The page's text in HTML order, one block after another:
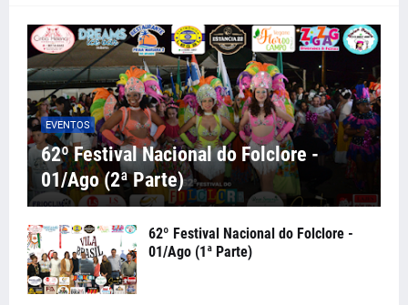
EVENTOS
62º Festival Nacional do Folclore -
01/Ago (2ª Parte)
62º Festival Nacional do Folclore -
01/Ago (1ª Parte)